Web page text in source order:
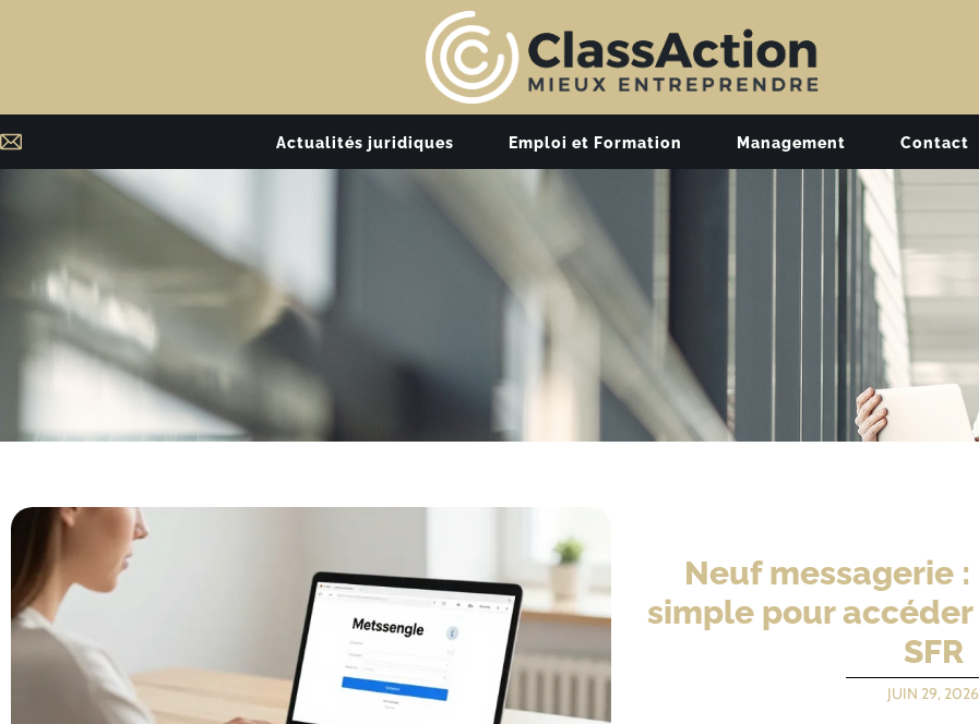
Actualités juridiques Emploi et Formation Management Contact
Neuf messagerie
simple pour
SFR
JUIN 29, 2026